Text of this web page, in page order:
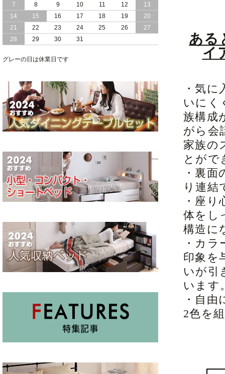
ある
イ
・気
いにく
族構成
がら会
家族の
とがで
・裏
り連結
・座
体をし
構造に
・カ
印象を
いが引
います
・自
2色を
2024/02/23
畳 の 床面 で 敷き布団 で 寝られる 引き
出し 収納庫 付 大容量 チェスト ベッド
日本製
し 収納庫 付き チェスト ベッド 日本製
7
8 9 10 11 12
13
14
15 16 17 18 19
20
21
22 23 24 25 26
27
28
29 30 31
グレーの日は休業日です